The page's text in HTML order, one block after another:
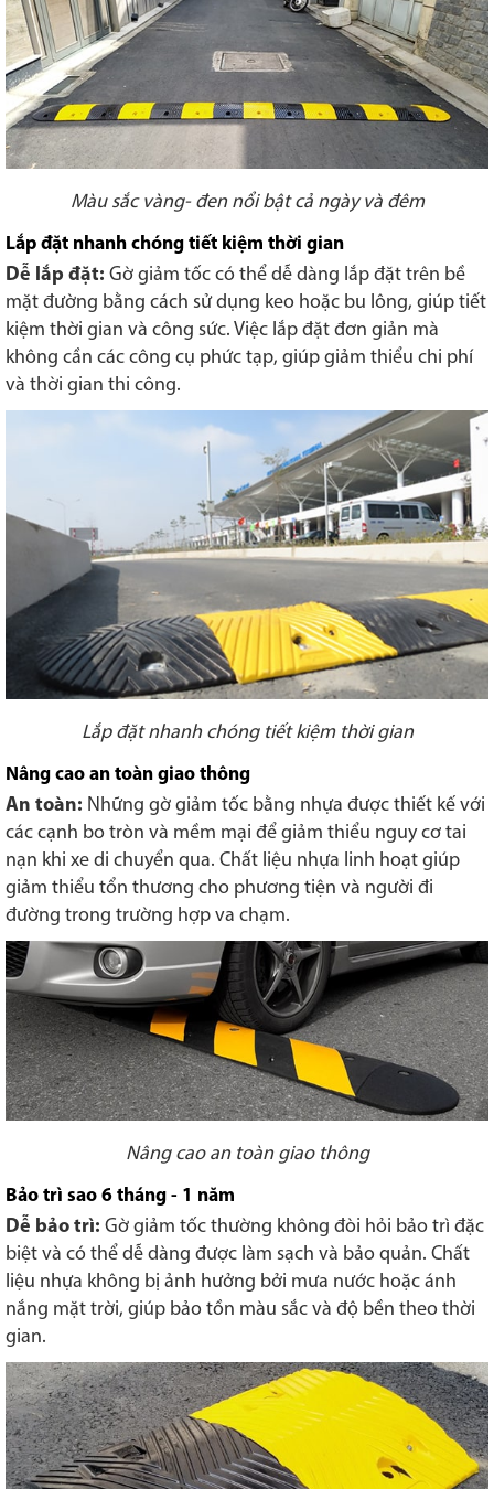
Màu sắc vàng- đen nổi bật cả ngày và đêm
Lắp đặt nhanh chóng tiết kiệm thời gian
Dễ lắp đặt: Gờ giảm tốc có thể dễ dàng lắp đặt trên bề
mặt đường bằng cách sử dụng keo hoặc bu lông, giúp tiết
kiệm thời gian và công sức. Việc lắp đặt đơn giản mà
không cần các công cụ phức tạp, giúp giảm thiểu chi phí
và thời gian thi công.
Lắp đặt nhanh chóng tiết kiệm thời gian
Nâng cao an toàn giao thông
An toàn: Những gờ giảm tốc bằng nhựa được thiết kế với
các cạnh bo tròn và mềm mại để giảm thiểu nguy cơ tai
nạn khi xe di chuyển qua. Chất liệu nhựa linh hoạt giúp
giảm thiểu tổn thương cho phương tiện và người đi
đường trong trường hợp va chạm.
Nâng cao an toàn giao thông
Bảo trì sao 6 tháng - 1 năm
Dễ bảo trì: Gờ giảm tốc thường không đòi hỏi bảo trì đặc
biệt và có thể dễ dàng được làm sạch và bảo quản. Chất
liệu nhựa không bị ảnh hưởng bởi mưa nước hoặc ánh
nắng mặt trời, giúp bảo tồn màu sắc và độ bền theo thời
gian.